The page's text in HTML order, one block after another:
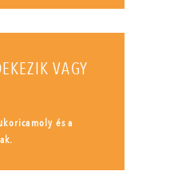
VAGY
és a